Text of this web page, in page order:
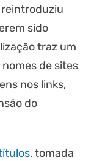
sido
traz um
de sites
nos links,
do
, tomada